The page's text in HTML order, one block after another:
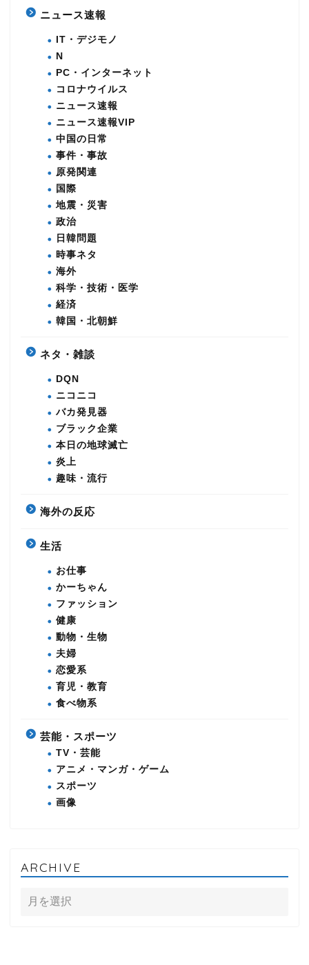
ニュース速報
IT・デジモノ
N
PC・インターネット
コロナウイルス
ニュース速報
ニュース速報VIP
中国の日常
事件・事故
原発関連
国際
地震・災害
政治
日韓問題
時事ネタ
海外
科学・技術・医学
経済
韓国・北朝鮮
ネタ・雑談
DQN
ニコニコ
バカ発見器
ブラック企業
本日の地球滅亡
炎上
趣味・流行
海外の反応
生活
お仕事
かーちゃん
ファッション
健康
動物・生物
夫婦
恋愛系
育児・教育
食べ物系
芸能・スポーツ
TV・芸能
アニメ・マンガ・ゲーム
スポーツ
画像
ARCHIVE